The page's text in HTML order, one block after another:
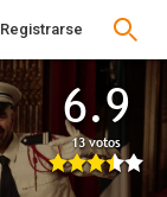
6.9
13 votos